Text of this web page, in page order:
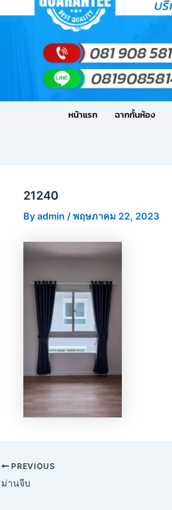
หน้าแรก ฉากกั้นห้อง
21240
By admin / พฤษภาคม 22, 2023
PREVIOUS
ม่านจีบ